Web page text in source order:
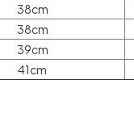
38cm
38cm
39cm
41cm